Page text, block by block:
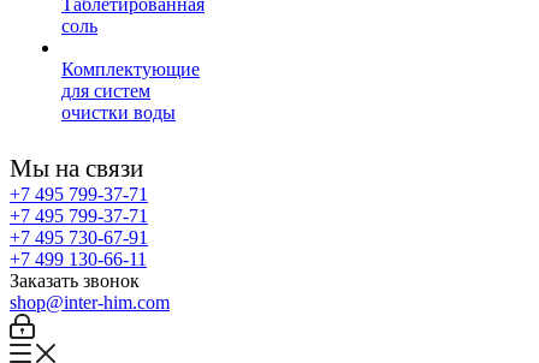
Таблетированная
соль
Комплектующие
для систем
очистки воды
Мы на связи
+7 495 799-37-71
+7 495 799-37-71
+7 495 730-67-91
+7 499 130-66-11
Заказать звонок
shop@inter-him.com